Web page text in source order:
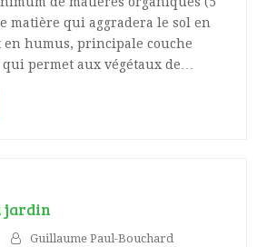
matière qui aggradera le sol en
en humus, principale couche
permet aux végétaux de…
jardin
Guillaume Paul-Bouchard